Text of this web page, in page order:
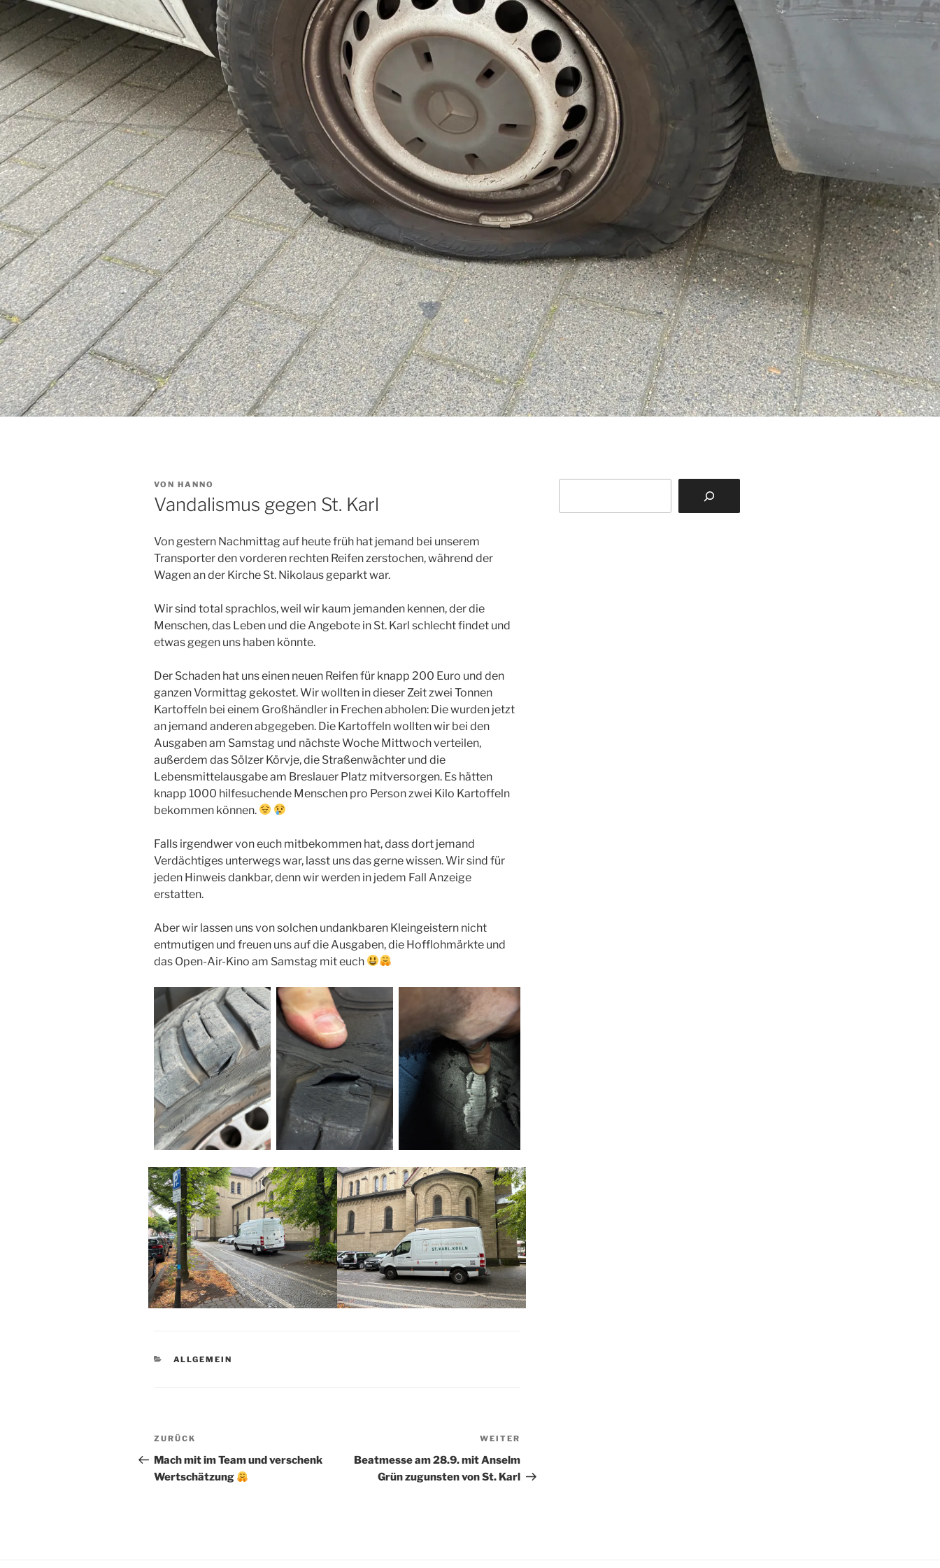
VERÖFFENTLICHT
AM
VON HANNO
Vandalismus gegen St. Karl
Von gestern Nachmittag auf heute früh hat jemand bei unserem
Transporter den vorderen rechten Reifen zerstochen, während der
Wagen an der Kirche St. Nikolaus geparkt war.
Wir sind total sprachlos, weil wir kaum jemanden kennen, der die
Menschen, das Leben und die Angebote in St. Karl schlecht findet und
etwas gegen uns haben könnte.
Der Schaden hat uns einen neuen Reifen für knapp 200 Euro und den
ganzen Vormittag gekostet. Wir wollten in dieser Zeit zwei Tonnen
Kartoffeln bei einem Großhändler in Frechen abholen: Die wurden jetzt
an jemand anderen abgegeben. Die Kartoffeln wollten wir bei den
Ausgaben am Samstag und nächste Woche Mittwoch verteilen,
außerdem das Sölzer Körvje, die Straßenwächter und die
Lebensmittelausgabe am Breslauer Platz mitversorgen. Es hätten
knapp 1000 hilfesuchende Menschen pro Person zwei Kilo Kartoffeln
bekommen können.
Falls irgendwer von euch mitbekommen hat, dass dort jemand
Verdächtiges unterwegs war, lasst uns das gerne wissen. Wir sind für
jeden Hinweis dankbar, denn wir werden in jedem Fall Anzeige
erstatten.
Aber wir lassen uns von solchen undankbaren Kleingeistern nicht
entmutigen und freuen uns auf die Ausgaben, die Hofflohmärkte und
das Open-Air-Kino am Samstag mit euch
KATEGORIEN
ALLGEMEIN
Beitragsnavigation
Vorheriger
Beitrag
ZURÜCK
Mach mit im Team und verschenk
Wertschätzung
Beitrag
WEITER
Beatmesse am 28.9. mit Anselm
Grün zugunsten von St. Karl